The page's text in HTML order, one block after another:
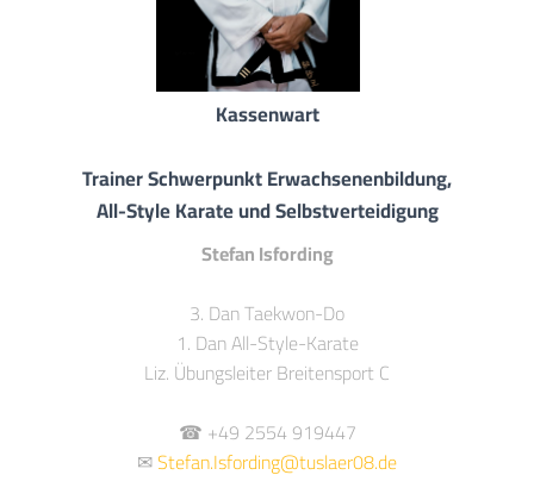
Kassenwart
Trainer Schwerpunkt Erwachsenenbildung,
All-Style Karate und Selbstverteidigung
Stefan Isfording
3. Dan Taekwon-Do
1. Dan All-Style-Karate
Liz. Übungsleiter Breitensport C
☎ +49 2554 919447
✉Stefan.Isfording@tuslaer08.de